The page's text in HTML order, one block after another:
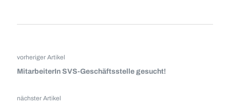
vorheriger Artikel
MitarbeiterIn SVS-Geschäftsstelle gesucht!
nächster Artikel